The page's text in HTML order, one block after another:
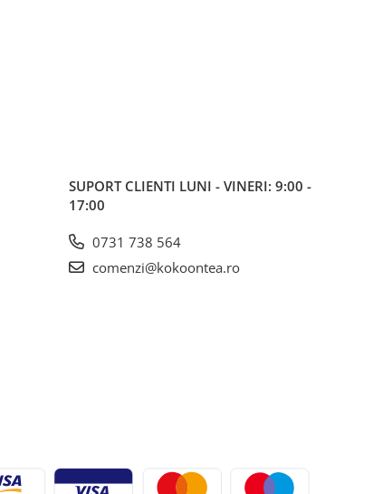
SUPORT CLIENTI LUNI - VINERI: 9:00 -
17:00
0731 738 564
comenzi@kokoontea.ro